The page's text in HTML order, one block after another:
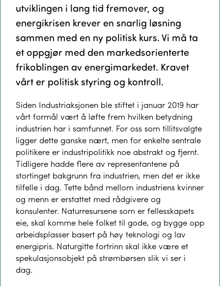
utviklingen i lang tid fremover, og
energikrisen krever en snarlig løsning
sammen med en ny politisk kurs. Vi må ta
et oppgjør med den markedsorienterte
frikoblingen av energimarkedet. Kravet
vårt er politisk styring og kontroll.
Siden Industriaksjonen ble stiftet i januar 2019 har
vårt formål vært å løfte frem hvilken betydning
industrien har i samfunnet. For oss som tillitsvalgte
ligger dette ganske nært, men for enkelte sentrale
politikere er industripolitikk noe abstrakt og fjernt.
Tidligere hadde flere av representantene på
stortinget bakgrunn fra industrien, men det er ikke
tilfelle i dag. Tette bånd mellom industriens kvinner
og menn er erstattet med rådgivere og
konsulenter. Naturresursene som er fellesskapets
eie, skal komme hele folket til gode, og bygge opp
arbeidsplasser basert på høy teknologi og lav
energipris. Naturgitte fortrinn skal ikke være et
spekulasjonsobjekt på strømbørsen slik vi ser i
dag.